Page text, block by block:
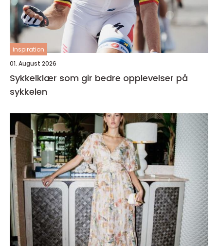
inspiration
01. August 2026
Sykkelklær som gir bedre opplevelser på
sykkelen